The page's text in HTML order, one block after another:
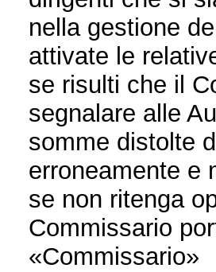
nella gestione
attivate le
se risulti che il
segnalare alle
somme distolte
erroneamente e
se non ritenga
Commissario
«Commissario»